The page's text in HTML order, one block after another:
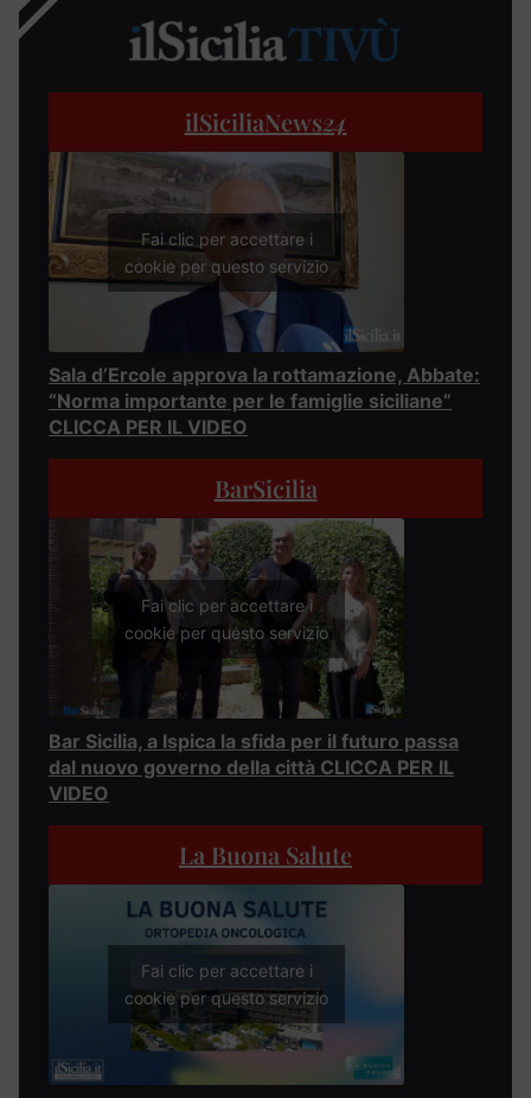
ilSiciliaNews24
Fai clic per accettare i
cookie per questo servizio
Sala d’Ercole approva la rottamazione, Abbate:
“Norma importante per le famiglie siciliane”
CLICCA PER IL VIDEO
BarSicilia
Fai clic per accettare i
cookie per questo servizio
Bar Sicilia, a Ispica la sfida per il futuro passa
dal nuovo governo della città CLICCA PER IL
VIDEO
La Buona Salute
Fai clic per accettare i
cookie per questo servizio